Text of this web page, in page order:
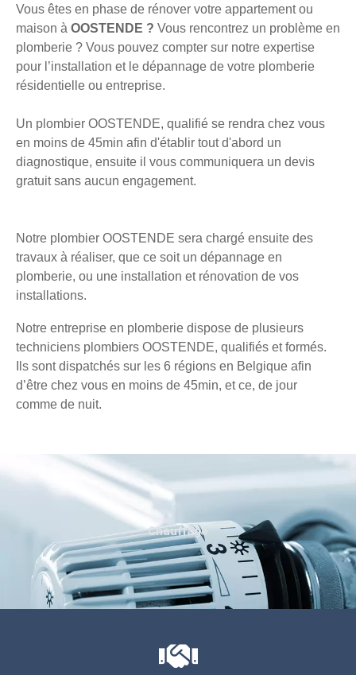
Vous êtes en phase de rénover votre appartement ou
maison à OOSTENDE ? Vous rencontrez un problème en
plomberie ? Vous pouvez compter sur notre expertise
pour l’installation et le dépannage de votre plomberie
résidentielle ou entreprise.
Un plombier OOSTENDE, qualifié se rendra chez vous
en moins de 45min afin d'établir tout d'abord un
diagnostique, ensuite il vous communiquera un devis
gratuit sans aucun engagement.
Notre plombier OOSTENDE sera chargé ensuite des
travaux à réaliser, que ce soit un dépannage en
plomberie, ou une installation et rénovation de vos
installations.
Notre entreprise en plomberie dispose de plusieurs
techniciens plombiers OOSTENDE, qualifiés et formés.
Ils sont dispatchés sur les 6 régions en Belgique afin
d’être chez vous en moins de 45min, et ce, de jour
comme de nuit.
Chauffage